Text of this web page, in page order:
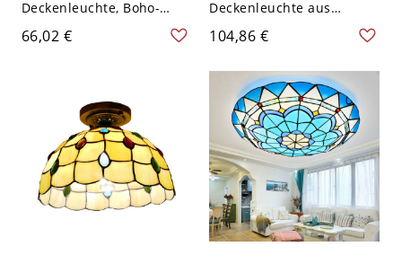
Deckenleuchte, Boho-
Käfigleuchte für Flur &
Schlafzimmer - 110V-120V
66,02 €
Deckenleuchte aus
Massivholz für Flur und
Eingang Zen-Serie -
Walnuss Farbe 110V-120V
17,78 cm
104,86 €